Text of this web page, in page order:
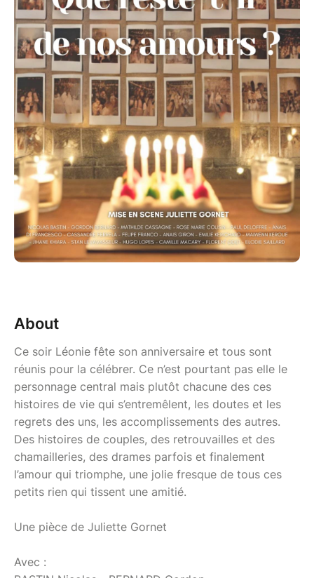
About
Ce soir Léonie fête son anniversaire et tous sont
réunis pour la célébrer. Ce n’est pourtant pas elle le
personnage central mais plutôt chacune des ces
histoires de vie qui s’entremêlent, les doutes et les
regrets des uns, les accomplissements des autres.
Des histoires de couples, des retrouvailles et des
chamailleries, des drames parfois et finalement
l’amour qui triomphe, une jolie fresque de tous ces
petits rien qui tissent une amitié.
Une pièce de Juliette Gornet
Avec :